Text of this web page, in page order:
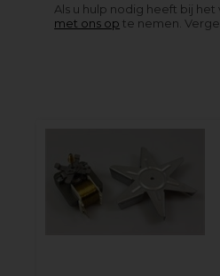
Als u hulp nodig heeft bij
met ons op te nemen.